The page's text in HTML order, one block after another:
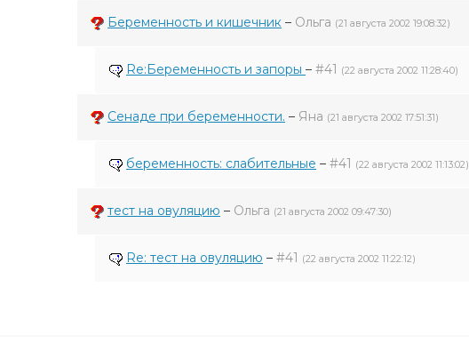
Беременность и кишечник – Ольга (21 августа 2002 19:08:32)
Re:Беременность и запоры – #41 (22 августа 2002 11:28:40)
Сенаде при беременности. – Яна (21 августа 2002 17:51:31)
беременность: слабительные – #41 (22 августа 2002 11:13:02)
тест на овуляцию – Ольга (21 августа 2002 09:47:30)
Re: тест на овуляцию – #41 (22 августа 2002 11:22:12)